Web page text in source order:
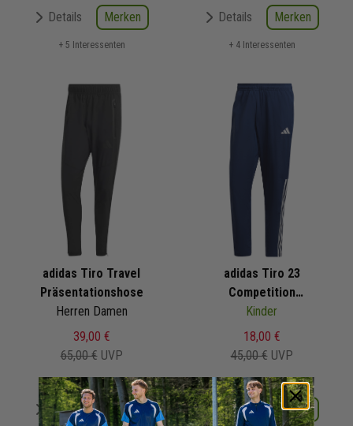
Details Merken
+ 5 Interessenten
Details Merken
+ 4 Interessenten
adidas Tiro Travel
Präsentationshose
Herren Damen
39,00 €
65,00 € UVP
Details Merken
adidas Tiro 23
Competition
Präsentationshose
Kinder
18,00 €
45,00 € UVP
Details Merken